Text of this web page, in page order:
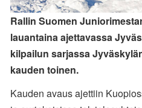
Rallin Suomen
lauantaina ajettavassa
kilpailun sarjassa
kauden toinen.
Kauden avaus ajettiin